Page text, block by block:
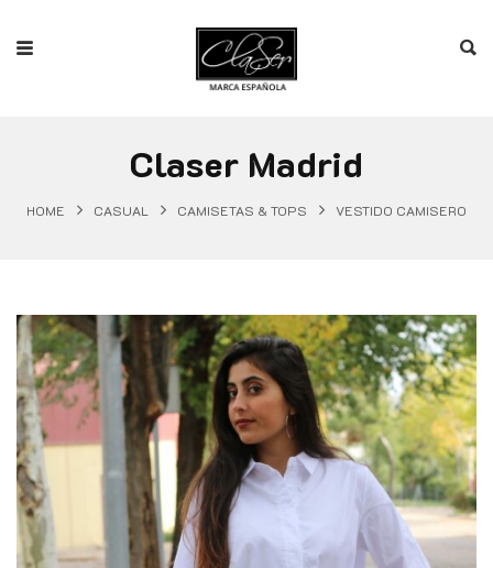
Claser Madrid
HOME CASUAL CAMISETAS & TOPS VESTIDO CAMISERO